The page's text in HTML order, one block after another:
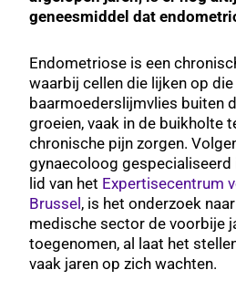
geneesmiddel dat
Endometriose is een
waarbij cellen die lijken op die
baarmoederslijmvlies buiten
groeien, vaak in de buikholte
chronische pijn zorgen.
gynaecoloog
lid van het Expertisecentrum
Brussel , is het onderzoek
medische sector de voorbije
toegenomen, al laat het
vaak jaren op zich wachten.